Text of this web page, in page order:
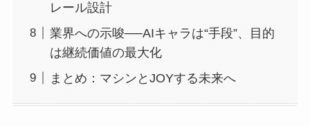
レール設計
業界への示唆──AIキャラは“手段”、目的
は継続価値の最大化
まとめ：マシンとJOYする未来へ